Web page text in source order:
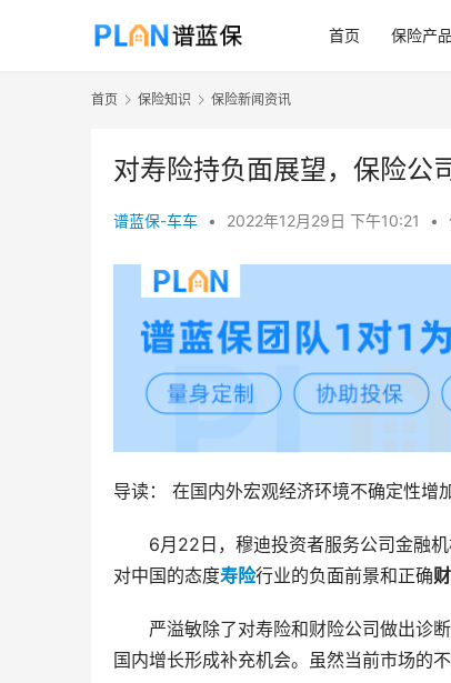
首页 保险产品
首页 保险知识 保险新闻资讯
对寿险持负面展望，保险公
谱蓝保-车车 • 2022年12月29日 下午10:21 •
导读： 在国内外宏观经济环境不确定性增
6月22日，穆迪投资者服务公司金融
对中国的态度寿险行业的负面前景和正确
严溢敏除了对寿险和财险公司做出诊
国内增长形成补充机会。虽然当前市场的